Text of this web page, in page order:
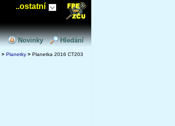
..ostatní
Novinky Hledání
> Planetky > Planetka 2016 CT203